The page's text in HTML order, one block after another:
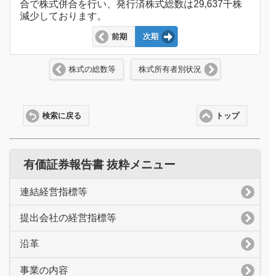
合で株式併合を行い、発行済株式総数は29,637千株
減少しております。
前期 次期
株式の総数等 株式所有者別状況
トップ
検索に戻る
有価証券報告書 抜粋メニュー
連結経営指標等
提出会社の経営指標等
沿革
事業の内容